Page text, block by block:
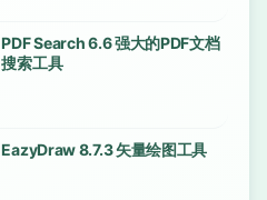
PDF Search 6.6 强大的PDF文档
搜索工具
EazyDraw 8.7.3 矢量绘图工具